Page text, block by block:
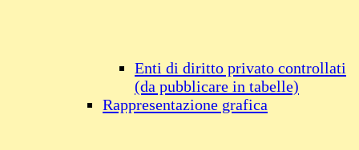
Enti di diritto privato controllati
(da pubblicare in tabelle)
Rappresentazione grafica